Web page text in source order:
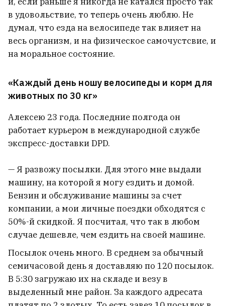
в удовольствие, то теперь очень люблю. Не
думал, что езда на велосипеде так влияет на
весь организм, и на физическое самочустсвие, и
на моральное состояние.
«Каждый день ношу велосипеды и корм для
животных по 30 кг»
Алексею 23 года. Последние полгода он
работает курьером в международной службе
экспресс-доставки DPD.
— Я развожу посылки. Для этого мне выдали
машину, на которой я могу ездить и домой.
Бензин и обслуживание машины за счет
компании, а мои личные поездки обходятся с
50%-й скидкой. Я посчитал, что так в любом
случае дешевле, чем ездить на своей машине.
Посылок очень много. В среднем за обычный
семичасовой день я доставляю по 120 посылок.
В 5:30 загружаю их на складе и везу в
выделенный мне район. За каждого адресата